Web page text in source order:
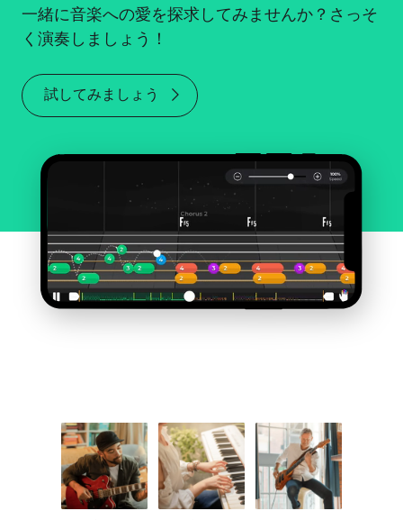
一緒に音楽への愛を探求してみませんか？さっそ
く演奏しましょう！
試してみましょう